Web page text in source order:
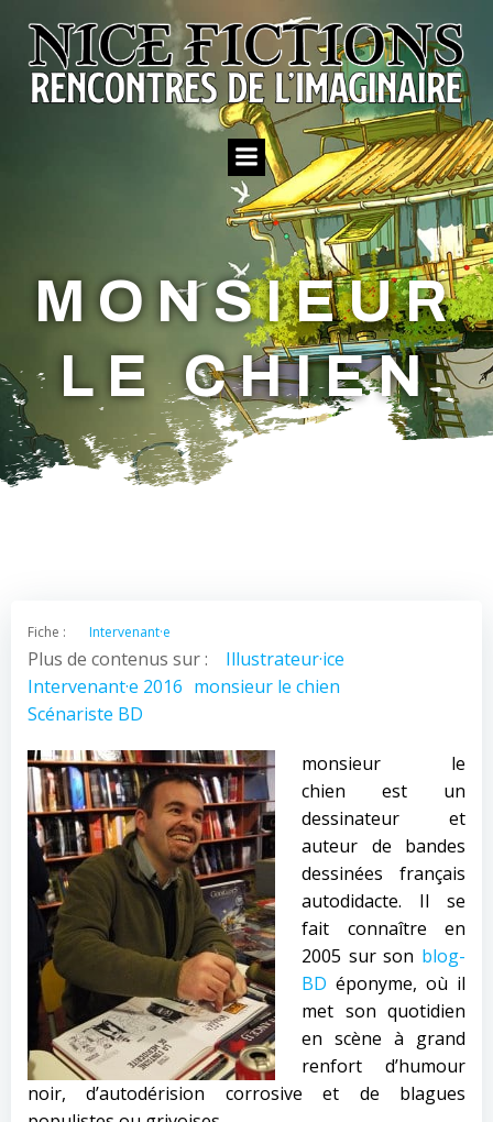
au
contenu
MONSIEUR
LE CHIEN
Fiche : Intervenant·e
Plus de contenus sur :
Illustrateur·ice
Intervenant·e 2016 monsieur le chien
Scénariste BD
monsieur le
chien est un
dessinateur et
auteur de bandes
dessinées français
autodidacte. Il se
fait connaître en
2005 sur son blog-
BD éponyme, où il
met son quotidien
en scène à grand
renfort d’humour
noir, d’autodérision corrosive et de blagues